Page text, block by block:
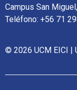
Campus San
Teléfono: +56 71
© 2026 UCM EICI |